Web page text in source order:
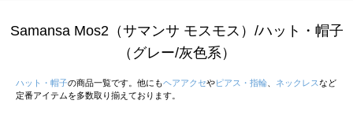
Samansa Mos2（サマンサ モスモス）/ハット・帽子
（グレー/灰色系）
ハット・帽子の商品一覧です。他にもヘアアクセやピアス・指輪 ネックレスなど
定番アイテムを多数取り揃えております。